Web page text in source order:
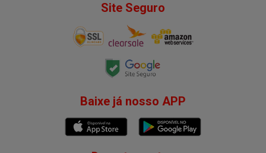
Site Seguro
Baixe já nosso APP